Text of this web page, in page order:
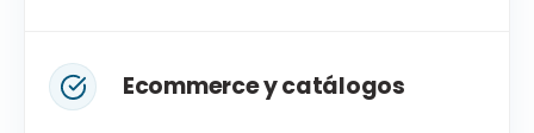
Ecommerce y catálogos